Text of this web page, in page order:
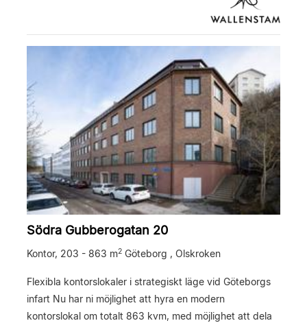
Södra Gubberogatan 20
Kontor, 203 - 863 m2 Göteborg , Olskroken
Flexibla kontorslokaler i strategiskt läge vid Göteborgs
infart Nu har ni möjlighet att hyra en modern
kontorslokal om totalt 863 kvm, med möjlighet att dela